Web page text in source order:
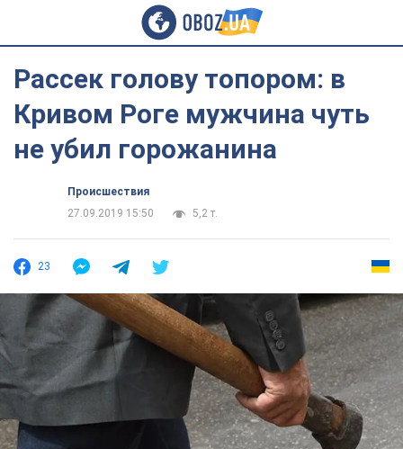
Рассек голову топором: в
Кривом Роге мужчина чуть
не убил горожанина
Происшествия
27.09.2019 15:50
5,2 т.
23